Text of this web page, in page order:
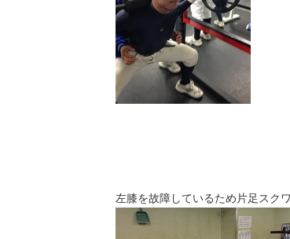
左膝を故障しているため片足スク